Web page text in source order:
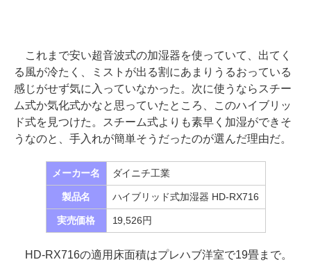
これまで安い超音波式の加湿器を使っていて、出てく
る風が冷たく、ミストが出る割にあまりうるおっている
感じがせず気に入っていなかった。次に使うならスチー
ム式か気化式かなと思っていたところ、このハイブリッ
ド式を見つけた。スチーム式よりも素早く加湿ができそ
うなのと、手入れが簡単そうだったのが選んだ理由だ。
メーカー名 ダイニチ工業
製品名 ハイブリッド式加湿器 HD-RX716
実売価格 19,526円
HD-RX716の適用床面積はプレハブ洋室で19畳まで。